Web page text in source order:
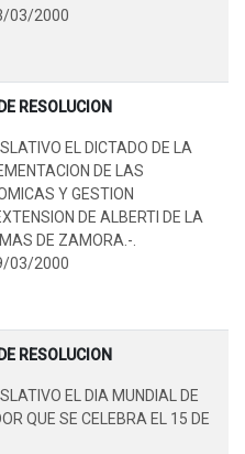
03/2000
RESOLUCION
EL DICTADO DE LA
DE LAS
Y GESTION
DE ALBERTI DE LA
DE ZAMORA.-.
03/2000
RESOLUCION
EL DIA MUNDIAL DE
QUE SE CELEBRA EL 15 DE